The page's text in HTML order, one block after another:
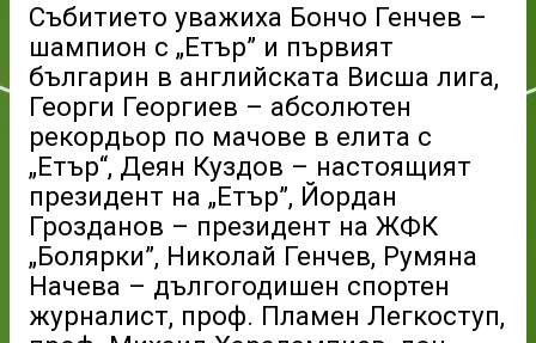
Събитието уважиха Бончо Генчев –
шампион с „Етър” и първият
българин в английската Висша лига,
Георги Георгиев – абсолютен
рекордьор по мачове в елита с
„Етър“, Деян Куздов – настоящият
президент на „Етър”, Йордан
Грозданов – президент на ЖФК
„Болярки”, Николай Генчев, Румяна
Начева – дългогодишен спортен
журналист, проф. Пламен Легкоступ,